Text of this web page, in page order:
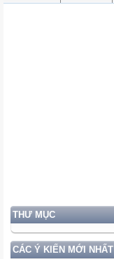
THƯ MỤC
CÁC Ý KIẾN MỚI NHẤT